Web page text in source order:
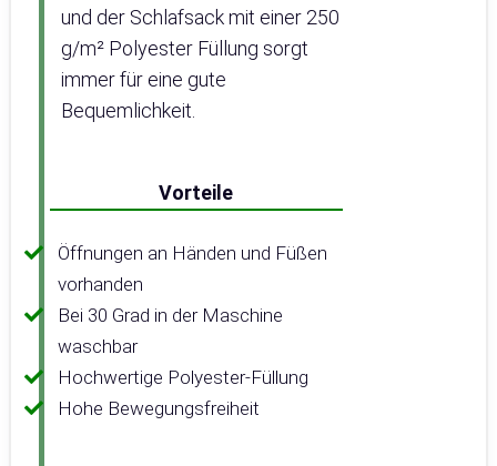
und der Schlafsack mit einer 250
g/m² Polyester Füllung sorgt
immer für eine gute
Bequemlichkeit.
Vorteile
Öffnungen an Händen und Füßen
vorhanden
Bei 30 Grad in der Maschine
waschbar
Hochwertige Polyester-Füllung
Hohe Bewegungsfreiheit